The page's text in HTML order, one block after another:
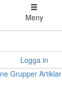
Meny
Logga in
Grupper Artiklar